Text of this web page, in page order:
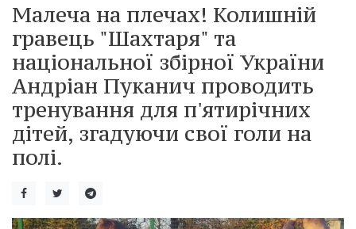
Малеча на плечах! Колишній
гравець "Шахтаря" та
національної збірної України
Андріан Пуканич проводить
тренування для п'ятирічних
дітей, згадуючи свої голи на
полі.